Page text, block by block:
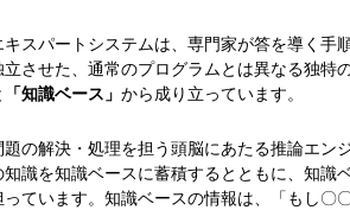
キスパートシステムは、専門家が答を導く手
立させた、通常のプログラムとは異なる独特
「知識ベース」 から成り立っています。
題の解決・処理を担う頭脳にあたる推論エン
知識を知識ベースに蓄積するとともに、知識
っています。知識ベースの情報は、「もし